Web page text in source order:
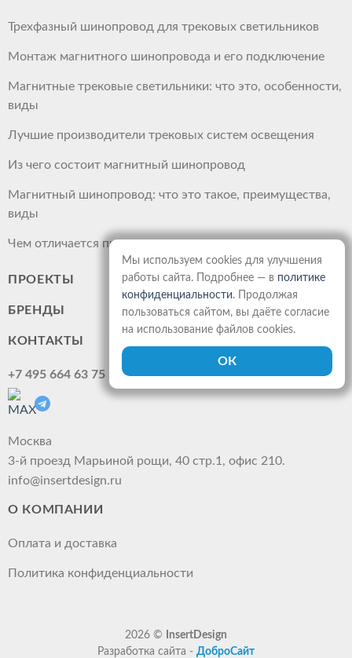
Трехфазный шинопровод для трековых светильников
Монтаж магнитного шинопровода и его подключение
Магнитные трековые светильники: что это, особенности,
виды
Лучшие производители трековых систем освещения
Из чего состоит магнитный шинопровод
Магнитный шинопровод: что это такое, преимущества,
виды
Чем отличается прожектор от светильника
ПРОЕКТЫ
БРЕНДЫ
КОНТАКТЫ
+7 495 664 63 75
Москва
3-й проезд Марьиной рощи, 40 стр.1, офис 210.
info@insertdesign.ru
О КОМПАНИИ
Оплата и доставка
Политика конфиденциальности
2026 ©
InsertDesign
Разработка сайта - ДоброСайт
Мы используем cookies для улучшения
работы сайта. Подробнее — в политике
конфиденциальности. Продолжая
пользоваться сайтом, вы даёте согласие
на использование файлов cookies.